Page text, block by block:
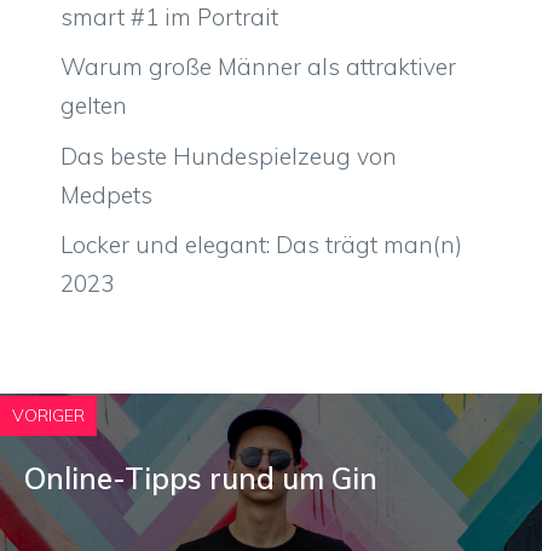
smart #1 im Portrait
Warum große Männer als attraktiver
gelten
Das beste Hundespielzeug von
Medpets
Locker und elegant: Das trägt man(n)
2023
VORIGER
Online-Tipps rund um Gin